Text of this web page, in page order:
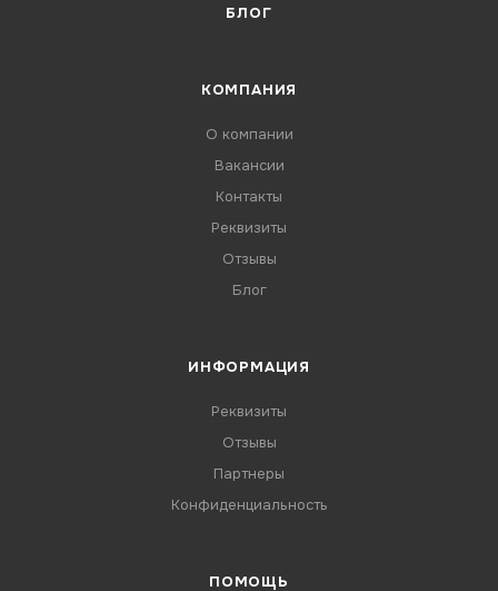
БЛОГ
КОМПАНИЯ
О компании
Вакансии
Контакты
Реквизиты
Отзывы
Блог
ИНФОРМАЦИЯ
Реквизиты
Отзывы
Партнеры
Конфиденциальность
ПОМОЩЬ